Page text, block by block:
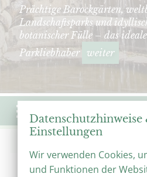
Prächtige Barockgärten,
Landschaftsparks und
botanischer Fülle – das
Parkliebhaber weiter
Veranstaltungen
Datenschutzhinweise
Einstellungen
Wir verwenden Cookies,
und Funktionen der